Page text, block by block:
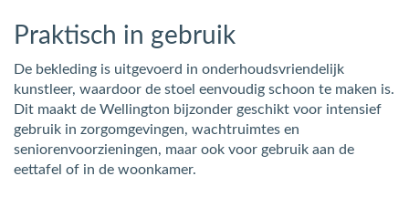
Praktisch in gebruik
De bekleding is uitgevoerd in onderhoudsvriendelijk
kunstleer, waardoor de stoel eenvoudig schoon te maken is.
Dit maakt de Wellington bijzonder geschikt voor intensief
gebruik in zorgomgevingen, wachtruimtes en
seniorenvoorzieningen, maar ook voor gebruik aan de
eettafel of in de woonkamer.